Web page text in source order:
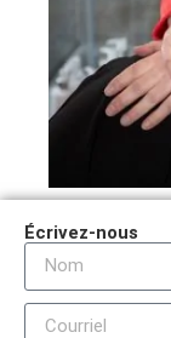
Écrivez-nous